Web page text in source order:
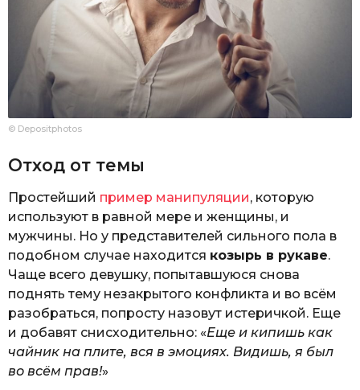
© Depositphotos
Отход от темы
Простейший пример манипуляции, которую
используют в равной мере и женщины, и
мужчины. Но у представителей сильного пола в
подобном случае находится козырь в рукаве.
Чаще всего девушку, попытавшуюся снова
поднять тему незакрытого конфликта и во всём
разобраться, попросту назовут истеричкой. Еще
и добавят снисходительно: «Еще и кипишь как
чайник на плите, вся в эмоциях. Видишь, я был
во всём прав!»